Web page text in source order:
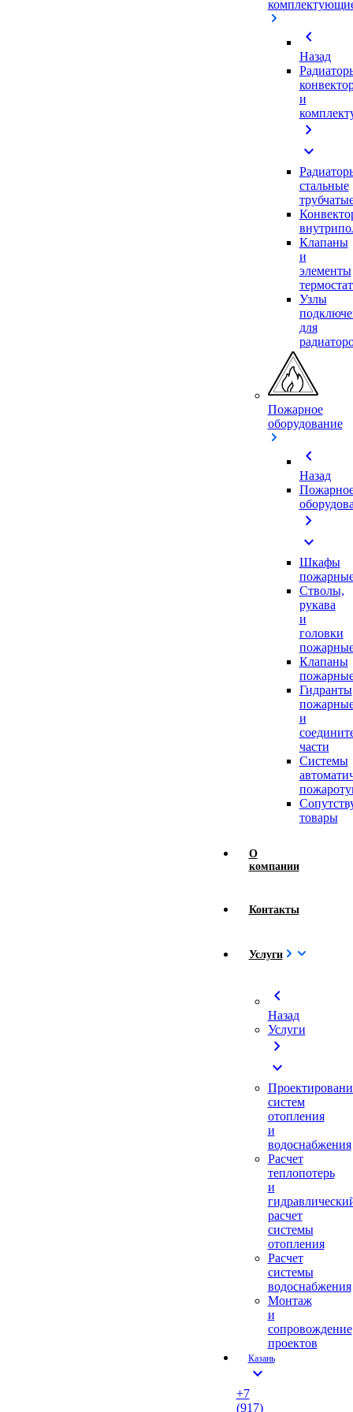
chevron_left
Назад
и
chevron_right
expand_more
стальные
Клапаны
и
элементы
Узлы
для
Пожарное
оборудование
chevron_left
Назад
chevron_right
expand_more
Шкафы
Стволы,
рукава
и
головки
Клапаны
Гидранты
и
части
Системы
товары
О
компании
Контакты
Услуги
chevron_left
Назад
Услуги
chevron_right
expand_more
систем
отопления
и
водоснабжения
Расчет
теплопотерь
и
расчет
системы
отопления
Расчет
системы
водоснабжения
Монтаж
и
сопровождение
проектов
Казань
expand_more
+7
(917)